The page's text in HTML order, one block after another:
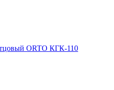
ORTO КГК-110